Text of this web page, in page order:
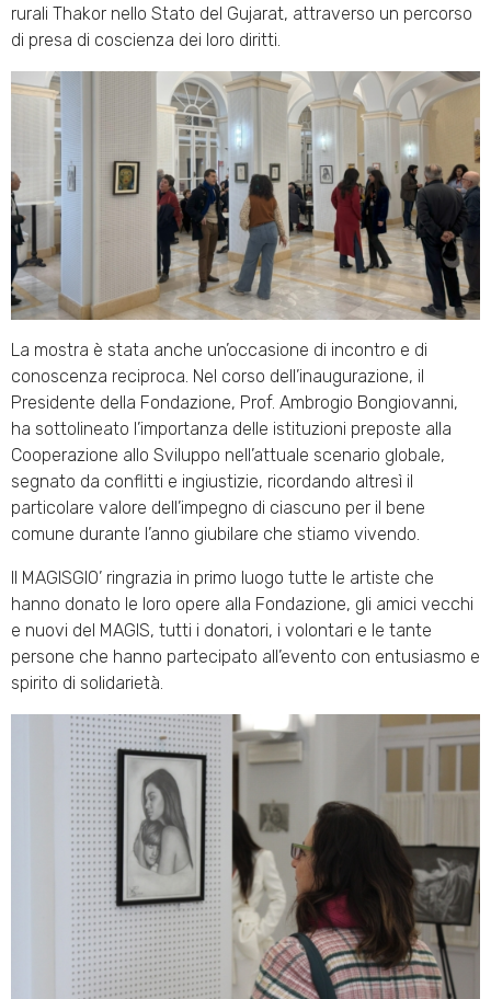
rurali Thakor nello Stato del Gujarat, attraverso un percorso
di presa di coscienza dei loro diritti.
La mostra è stata anche un’occasione di incontro e di
conoscenza reciproca. Nel corso dell’inaugurazione, il
Presidente della Fondazione, Prof. Ambrogio Bongiovanni,
ha sottolineato l’importanza delle istituzioni preposte alla
Cooperazione allo Sviluppo nell’attuale scenario globale,
segnato da conflitti e ingiustizie, ricordando altresì il
particolare valore dell’impegno di ciascuno per il bene
comune durante l’anno giubilare che stiamo vivendo.
Il MAGISGIO’ ringrazia in primo luogo tutte le artiste che
hanno donato le loro opere alla Fondazione, gli amici vecchi
e nuovi del MAGIS, tutti i donatori, i volontari e le tante
persone che hanno partecipato all’evento con entusiasmo e
spirito di solidarietà.